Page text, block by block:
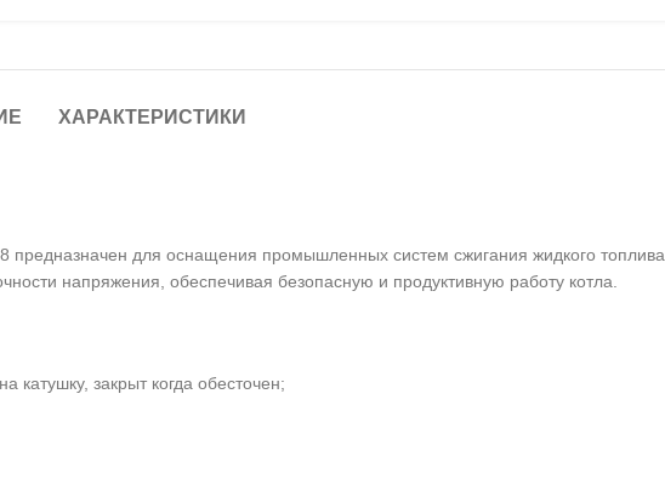
ХАРАКТЕРИСТИКИ
для оснащения промышленных систем сжигания жидкого топлива.
напряжения, обеспечивая безопасную и продуктивную работу котла.
катушку, закрыт когда обесточен;